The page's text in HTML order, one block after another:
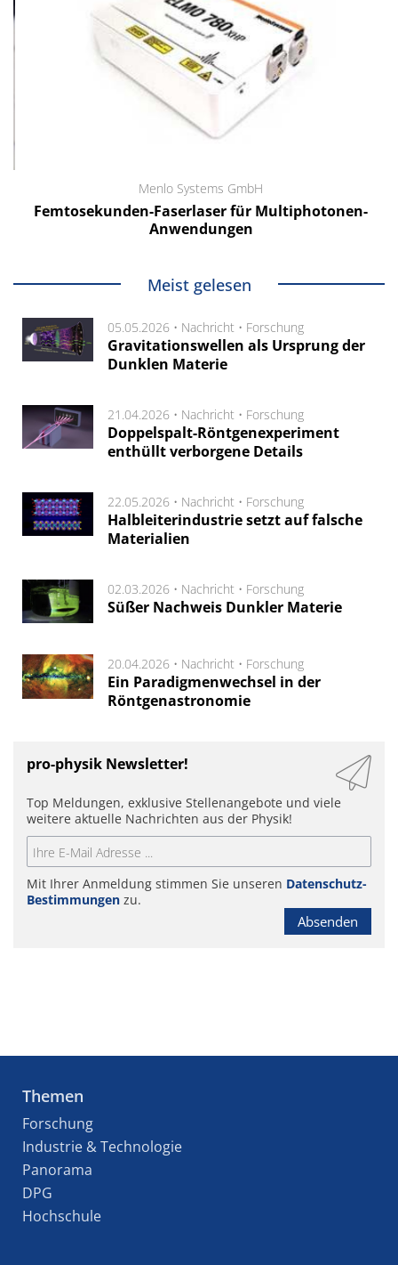
Menlo Systems GmbH
Femtosekunden-Faserlaser für Multiphotonen-
Anwendungen
Meist gelesen
05.05.2026 • Nachricht • Forschung
Gravitationswellen als Ursprung der
Dunklen Materie
21.04.2026 • Nachricht • Forschung
Doppelspalt-Röntgenexperiment
enthüllt verborgene Details
22.05.2026 • Nachricht • Forschung
Halbleiterindustrie setzt auf falsche
Materialien
02.03.2026 • Nachricht • Forschung
Süßer Nachweis Dunkler Materie
20.04.2026 • Nachricht • Forschung
Ein Paradigmenwechsel in der
Röntgenastronomie
pro-physik Newsletter!
Top Meldungen, exklusive Stellenangebote und viele
weitere aktuelle Nachrichten aus der Physik!
Mit Ihrer Anmeldung stimmen Sie unseren Datenschutz-
Bestimmungen zu.
Absenden
Themen
Forschung
Industrie & Technologie
Panorama
DPG
Hochschule